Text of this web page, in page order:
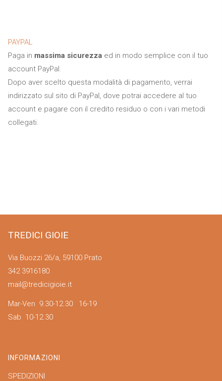
PAYPAL
Paga in massima sicurezzaed in modo semplice con il tuo
account PayPal.
Dopo aver scelto questa modalità di pagamento, verrai
indirizzato sul sito di PayPal, dove potrai accedere al tuo
account e pagare con il credito residuo o con i vari metodi
collegati.
TREDICI GIOIE
Via Buozzi 26/a, 59100 Prato
342 3916180
mail@tredicigioie.it
Mar-Ven 9.30-12.30 16-19
Sab 10-12.30
INFORMAZIONI
SPEDIZIONI